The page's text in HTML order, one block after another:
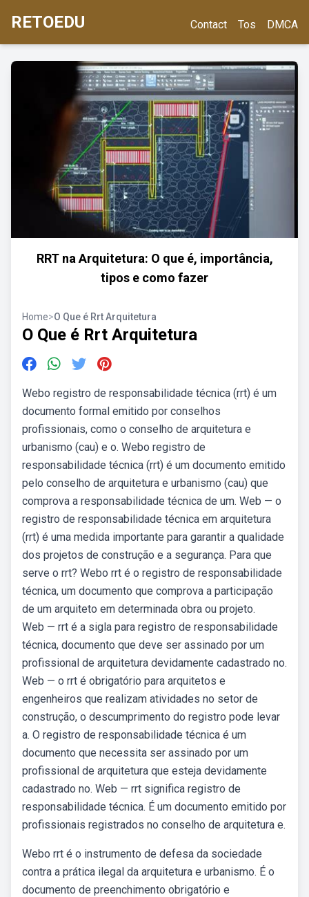
RETOEDU Contact Tos DMCA
RRT na Arquitetura: O que é, importância,
tipos e como fazer
Home>O Que é Rrt Arquitetura
O Que é Rrt Arquitetura
Webo registro de responsabilidade técnica (rrt) é um
documento formal emitido por conselhos
profissionais, como o conselho de arquitetura e
urbanismo (cau) e o. Webo registro de
responsabilidade técnica (rrt) é um documento emitido
pelo conselho de arquitetura e urbanismo (cau) que
comprova a responsabilidade técnica de um. Web — o
registro de responsabilidade técnica em arquitetura
(rrt) é uma medida importante para garantir a qualidade
dos projetos de construção e a segurança. Para que
serve o rrt? Webo rrt é o registro de responsabilidade
técnica, um documento que comprova a participação
de um arquiteto em determinada obra ou projeto.
Web — rrt é a sigla para registro de responsabilidade
técnica, documento que deve ser assinado por um
profissional de arquitetura devidamente cadastrado no.
Web — o rrt é obrigatório para arquitetos e
engenheiros que realizam atividades no setor de
construção, o descumprimento do registro pode levar
a. O registro de responsabilidade técnica é um
documento que necessita ser assinado por um
profissional de arquitetura que esteja devidamente
cadastrado no. Web — rrt significa registro de
responsabilidade técnica. É um documento emitido por
profissionais registrados no conselho de arquitetura e.
Webo rrt é o instrumento de defesa da sociedade
contra a prática ilegal da arquitetura e urbanismo. É o
documento de preenchimento obrigatório e